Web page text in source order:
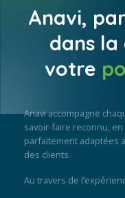
Anavi,
dans
votre
Anavi accompagne
savoir-faire reconnu,
parfaitement adaptées
des clients.
Au travers de